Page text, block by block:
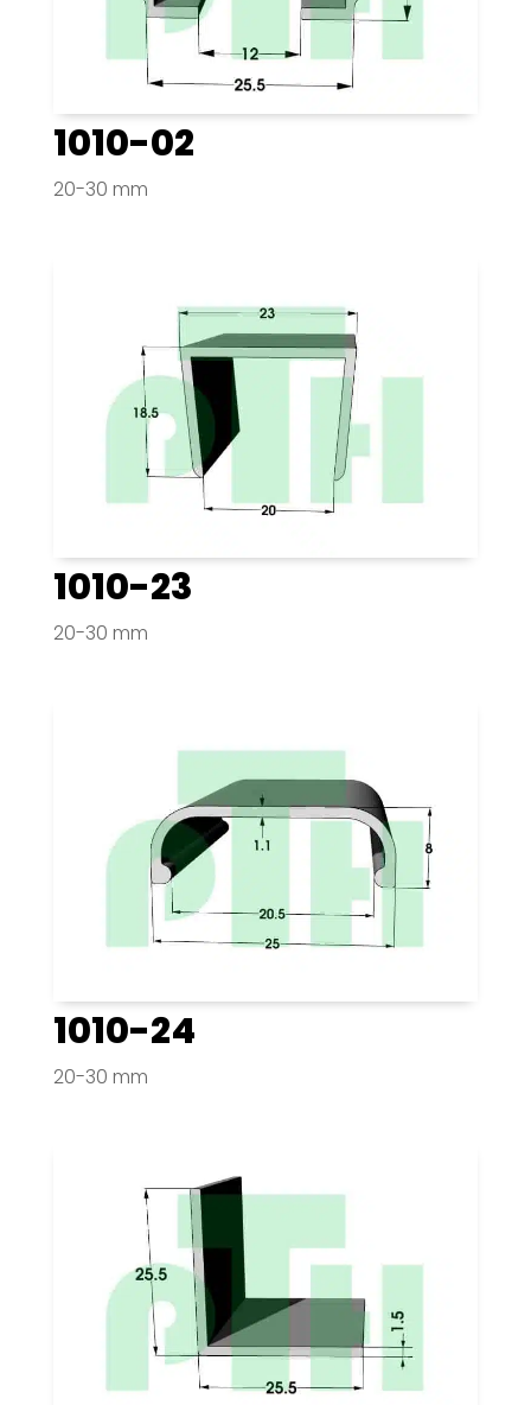
1010-02
20-30 mm
1010-23
20-30 mm
1010-24
20-30 mm